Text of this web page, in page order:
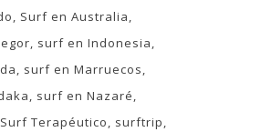
Surf en Australia
surf en Indonesia
surf en Marruecos
surf en Nazaré
Surf Terapéutico
surftrip